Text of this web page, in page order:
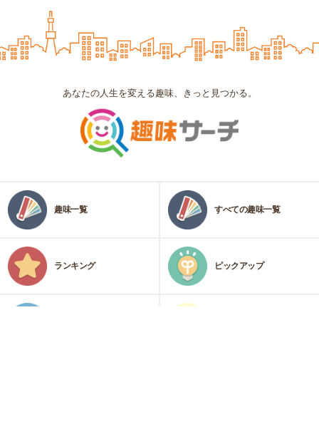
あなたの人生を変える趣味、きっと見つかる。
趣味一覧 すべての趣味一覧
ランキング ピックアップ